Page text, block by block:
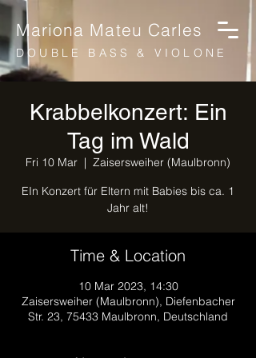
Mariona Mateu Carles
DOUBLE BASS & VIOLONE
Krabbelkonzert: Ein
Tag im Wald
Fri 10 Mar
  |
Zaisersweiher (Maulbronn)
EIn Konzert für Eltern mit Babies bis ca. 1
Jahr alt!
Time & Location
10 Mar 2023, 14:30
Zaisersweiher (Maulbronn), Diefenbacher
Str. 23, 75433 Maulbronn, Deutschland